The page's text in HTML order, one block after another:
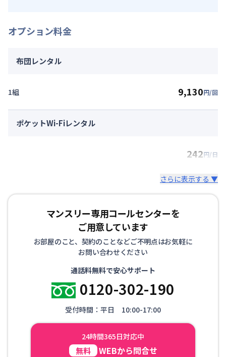
オプション料金
布団レンタル
1組 9,130円/回
ポケットWi-Fiレンタル
242円/日
さらに表示する ▼
マンスリー専用コールセンターを
ご用意しています
お部屋のこと、契約のことなどご不明点はお気軽に
お問い合わせください
通話料無料で安心サポート
0120-302-190
受付時間：平日 10:00-17:00
24時間365日対応中
無料 WEBから問合せ